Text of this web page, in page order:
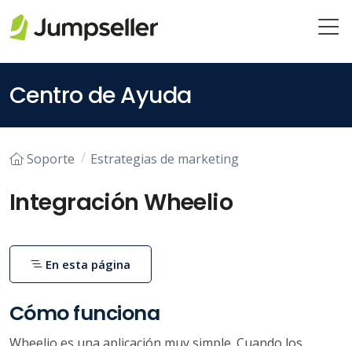
Centro de Ayuda
Soporte Estrategias de marketing
Integración Wheelio
Cómo funciona
En esta página